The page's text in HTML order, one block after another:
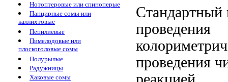
Нотоптеровые или спиноперые
Панцирные сомы или
каллихтовые
Пецилиевые
Пимелодовые или
плоскоголовые сомы
Полурылые
Радужницы
Хаковые сомы
Стандартный
проведения
проведения